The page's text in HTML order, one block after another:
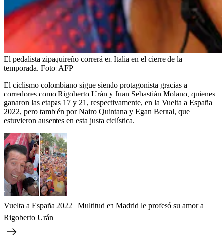
El pedalista zipaquireño correrá en Italia en el cierre de la
temporada. Foto: AFP
El ciclismo colombiano sigue siendo protagonista gracias a
corredores como Rigoberto Urán y Juan Sebastián Molano, quienes
ganaron las etapas 17 y 21, respectivamente, en la Vuelta a España
2022, pero también por Nairo Quintana y Egan Bernal, que
estuvieron ausentes en esta justa ciclística.
Vuelta a España 2022 | Multitud en Madrid le profesó su amor a
Rigoberto Urán